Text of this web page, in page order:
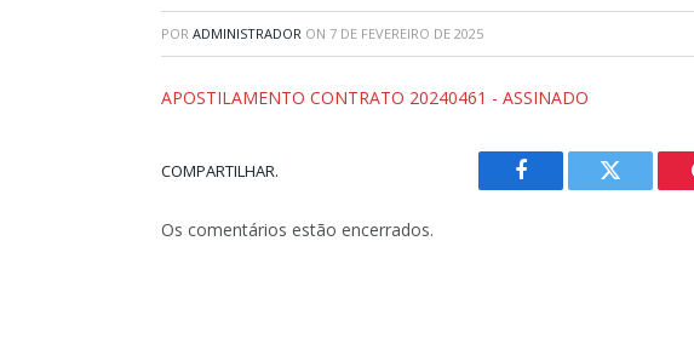
POR ADMINISTRADOR ON 7 DE FEVEREIRO DE 2025
APOSTILAMENTO CONTRATO 20240461 - ASSINADO
COMPARTILHAR.
Facebook Twitter
Os comentários estão encerrados.